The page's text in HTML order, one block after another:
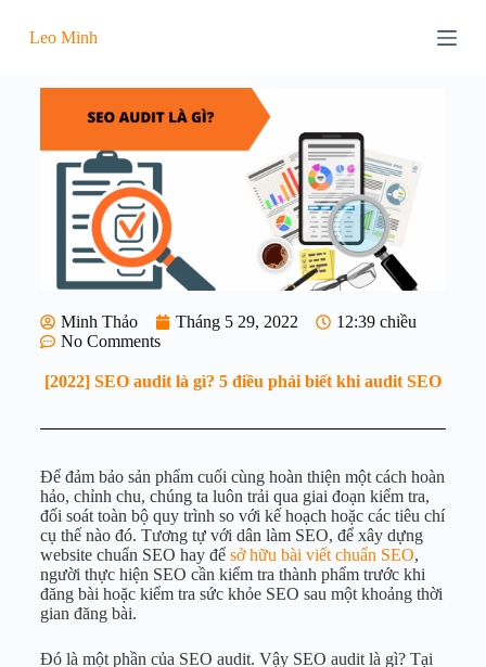
hLeo Minh
Minh Thảo Tháng 5 29, 2022
12:39 chiều
No Comments
[2022] SEO audit là gì? 5 điều phải biết khi audit SEO
Để đảm bảo sản phẩm cuối cùng hoàn thiện một cách hoàn
hảo, chỉnh chu, chúng ta luôn trải qua giai đoạn kiểm tra,
đối soát toàn bộ quy trình so với kế hoạch hoặc các tiêu chí
cụ thế nào đó. Tương tự với dân làm SEO, để xây dựng
website chuẩn SEO hay để sở hữu bài viết chuẩn SEO,
người thực hiện SEO cần kiểm tra thành phẩm trước khi
đăng bài hoặc kiểm tra sức khỏe SEO sau một khoảng thời
gian đăng bài.
Đó là một phần của SEO audit. Vậy SEO audit là gì? Tại